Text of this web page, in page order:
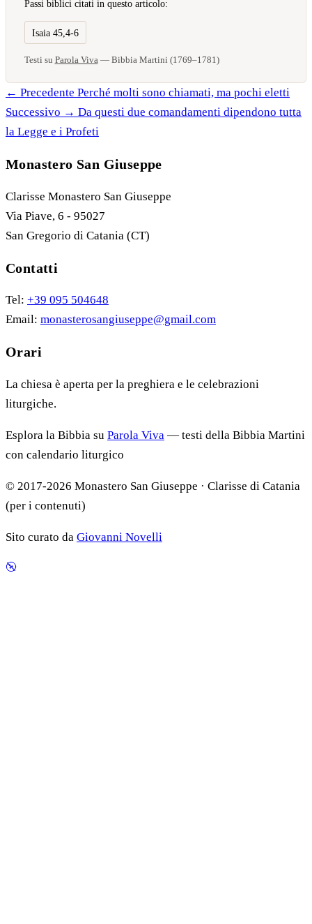
Passi biblici citati in questo articolo:
Isaia 45,4-6
Testi su Parola Viva — Bibbia Martini (1769–1781)
← Precedente Perché molti sono chiamati, ma pochi eletti
Successivo → Da questi due comandamenti dipendono tutta
la Legge e i Profeti
Monastero San Giuseppe
Clarisse Monastero San Giuseppe
Via Piave, 6 - 95027
San Gregorio di Catania (CT)
Contatti
Tel: +39 095 504648
Email: monasterosangiuseppe@gmail.com
Orari
La chiesa è aperta per la preghiera e le celebrazioni
liturgiche.
Esplora la Bibbia su Parola Viva — testi della Bibbia Martini
con calendario liturgico
© 2017-2026 Monastero San Giuseppe · Clarisse di Catania
(per i contenuti)
Sito curato da Giovanni Novelli